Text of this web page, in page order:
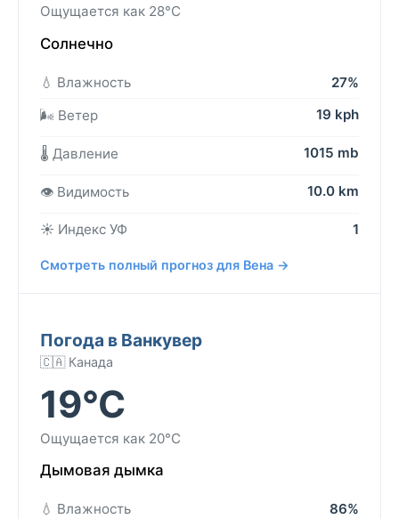
Ощущается как 28°C
Солнечно
💧 Влажность
27%
🌬️ Ветер
19 kph
🌡️ Давление 1015 mb
👁️ Видимость 10.0 km
☀️ Индекс УФ 1
Смотреть полный прогноз для Вена →
Погода в Ванкувер
🇨🇦 Канада
19°C
Ощущается как 20°C
Дымовая дымка
💧 Влажность
86%